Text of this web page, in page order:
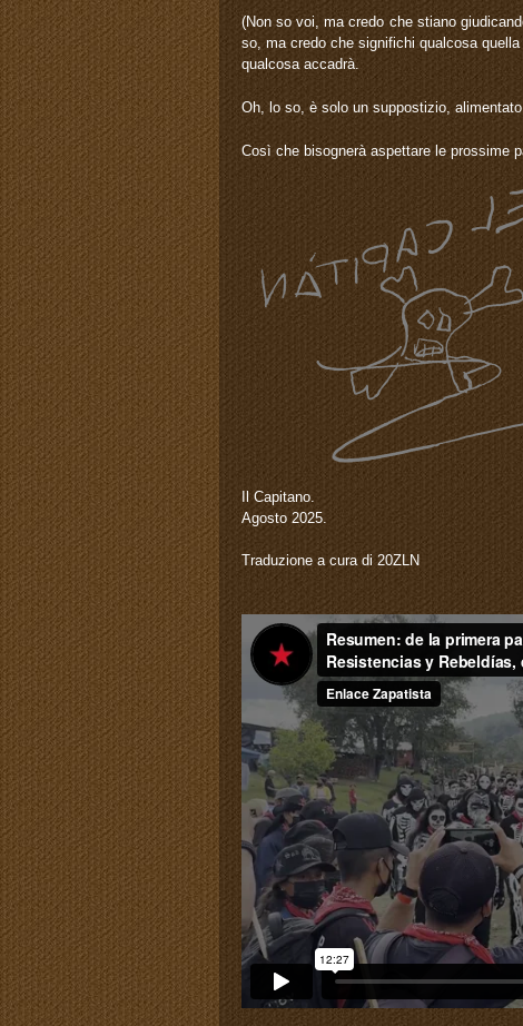
(Non so voi, ma credo che stiano
so, ma credo che significhi qualcosa
qualcosa accadrà.
Oh, lo so, è solo un suppostizio,
Così che bisognerà aspettare le prossime
Il Capitano.
Agosto 2025.
Traduzione a cura di 20ZLN